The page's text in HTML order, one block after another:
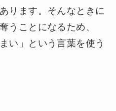
ります。そんなときに
うことになるため、
い」という言葉を使う